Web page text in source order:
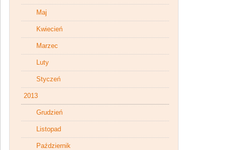
Maj
Kwiecień
Marzec
Luty
Styczeń
2013
Grudzień
Listopad
Październik